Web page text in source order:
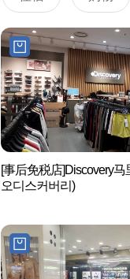
[事后免税店]Discovery马
오디스커버리)